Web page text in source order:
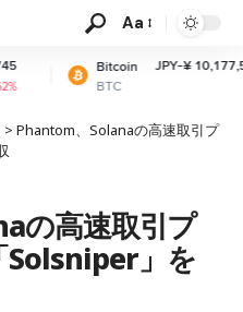
Aa
JPY-¥ 10,177,560.23
> Phantom、Solanaの高速取引プ
の高速取引プ
Solsniper」を